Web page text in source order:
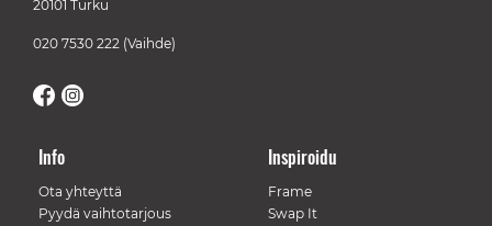
20101 Turku
020 7530 222 (Vaihde)
Info
Ota yhteyttä
Pyydä vaihtotarjous
Inspiroidu
Frame
Swap It